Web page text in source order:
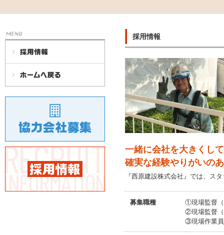
採用情報
一緒に会社を大きくし
確実な経験やりがいの
『西原建設株式会社』では、ス
募集職種
①現場監督
②現場監督
③現場作業